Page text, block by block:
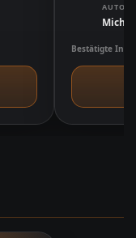
AUTOR
Bestätigte